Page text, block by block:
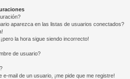
aparezca en las listas de usuarios conectados?
la hora sigue siendo incorrecto!
de usuario?
mail de un usuario, ¡me pide que me registre!